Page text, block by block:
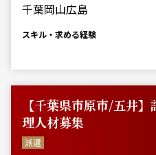
千葉岡山広島
スキル・求める経験
【千葉県市原市/五井
理人材募集
派遣